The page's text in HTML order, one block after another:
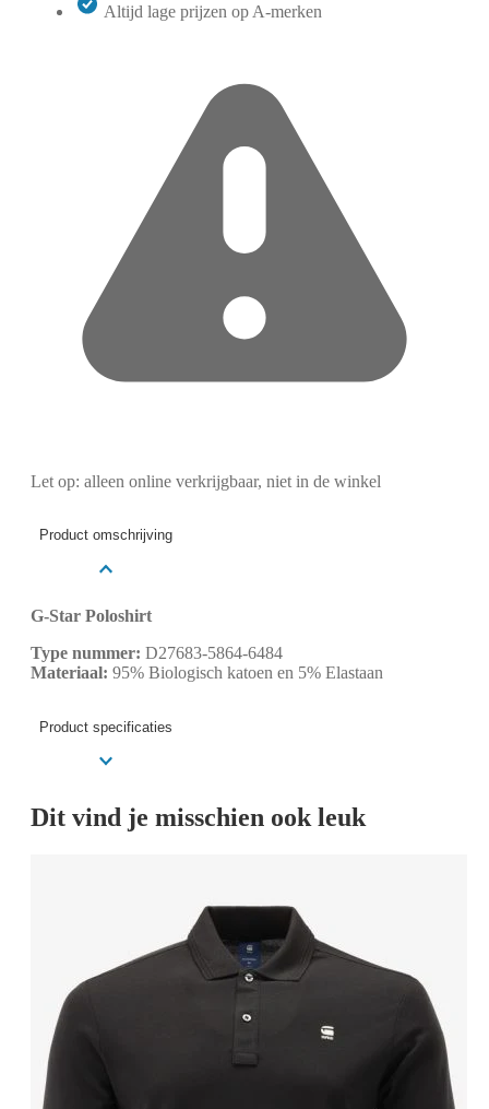
Altijd lage prijzen op A-merken
Let op: alleen online verkrijgbaar, niet in de winkel
Product omschrijving
G-Star Poloshirt
Type nummer: D27683-5864-6484
Materiaal: 95% Biologisch katoen en 5% Elastaan
Product specificaties
Dit vind je misschien ook leuk